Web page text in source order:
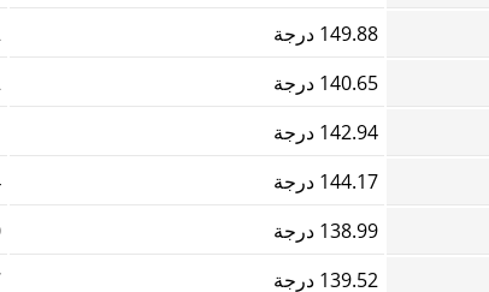
149.88 درجة
140.65 درجة
142.94 درجة
144.17 درجة
138.99 درجة
139.52 درجة